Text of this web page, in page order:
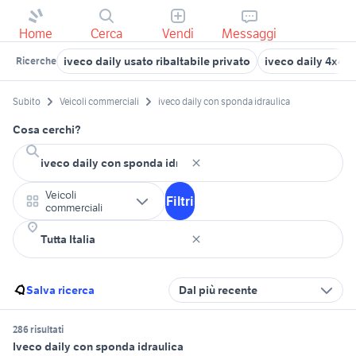
Home Cerca Vendi Messaggi
Ricerche iveco daily usato ribaltabile privato iveco daily 4x4
Subito Veicoli commerciali iveco daily con sponda idraulica
Cosa cerchi?
Veicoli
commerciali
Filtri
Salva ricerca Dal più recente
286 risultati
Iveco daily con sponda idraulica